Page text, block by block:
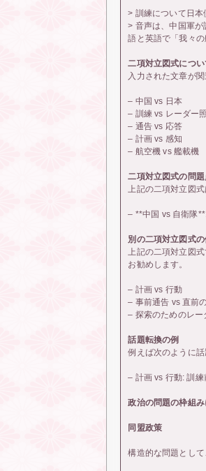
> 訓練について日
> 音声は、中国軍
語と英語で「我々
二項対立図式につい
入力された文章が
– 中国 vs 日本
– 訓練 vs レーダー
– 通告 vs 応答
– 計画 vs 感知
– 航空機 vs 艦載機
二項対立図式の問題
上記の二項対立図
– **中国 vs 自衛隊
別の二項対立図式
上記の二項対立図
お勧めします。
– 計画 vs 行動
– 事前通告 vs 直前
– 探索のためのレー
話題転換の例
例えば次のように話
– 計画 vs 行動: 訓
政治の問題の枠組
同盟政策
構造的な問題とし